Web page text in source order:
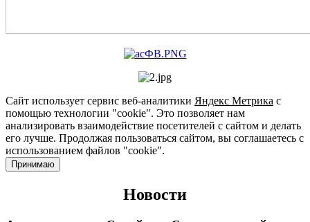
Сайт использует сервис веб-аналитики Яндекс Метрика с
помощью технологии "cookie". Это позволяет нам
анализировать взаимодействие посетителей с сайтом и делать
его лучше. Продолжая пользоваться сайтом, вы соглашаетесь с
использованием файлов "cookie".
Принимаю
Новости